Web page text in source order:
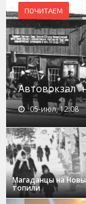
ПОЧИТАЕМ
Автовокзал
05-июл, 12:08
Магаданцы на
топили